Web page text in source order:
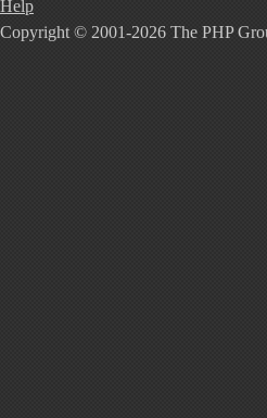
Help
Copyright © 2001-2026 The PHP